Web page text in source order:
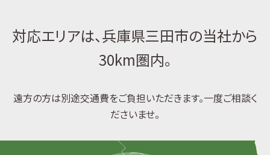
対応エリアは、兵庫県三田市の当社から
30km圏内。
遠方の方は別途交通費をご負担いただきます。一度ご相談く
ださいませ。